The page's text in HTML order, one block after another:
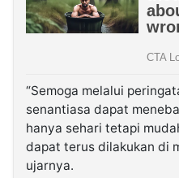
“Semoga melalui
senantiasa dapat
hanya sehari tetapi
dapat terus dilakukan di
ujarnya.